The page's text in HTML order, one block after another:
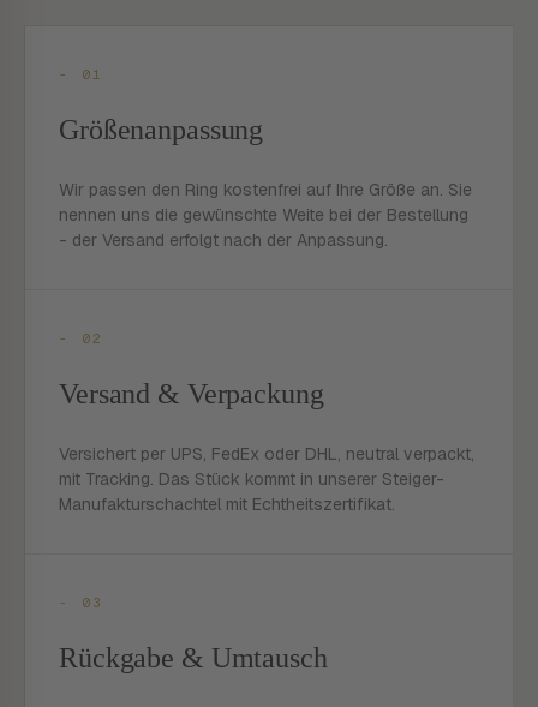
- 01
Größenanpassung
Wir passen den Ring kostenfrei auf Ihre Größe an. Sie
nennen uns die gewünschte Weite bei der Bestellung
- der Versand erfolgt nach der Anpassung.
- 02
Versand & Verpackung
Versichert per UPS, FedEx oder DHL, neutral verpackt,
mit Tracking. Das Stück kommt in unserer Steiger-
Manufakturschachtel mit Echtheitszertifikat.
- 03
Rückgabe & Umtausch